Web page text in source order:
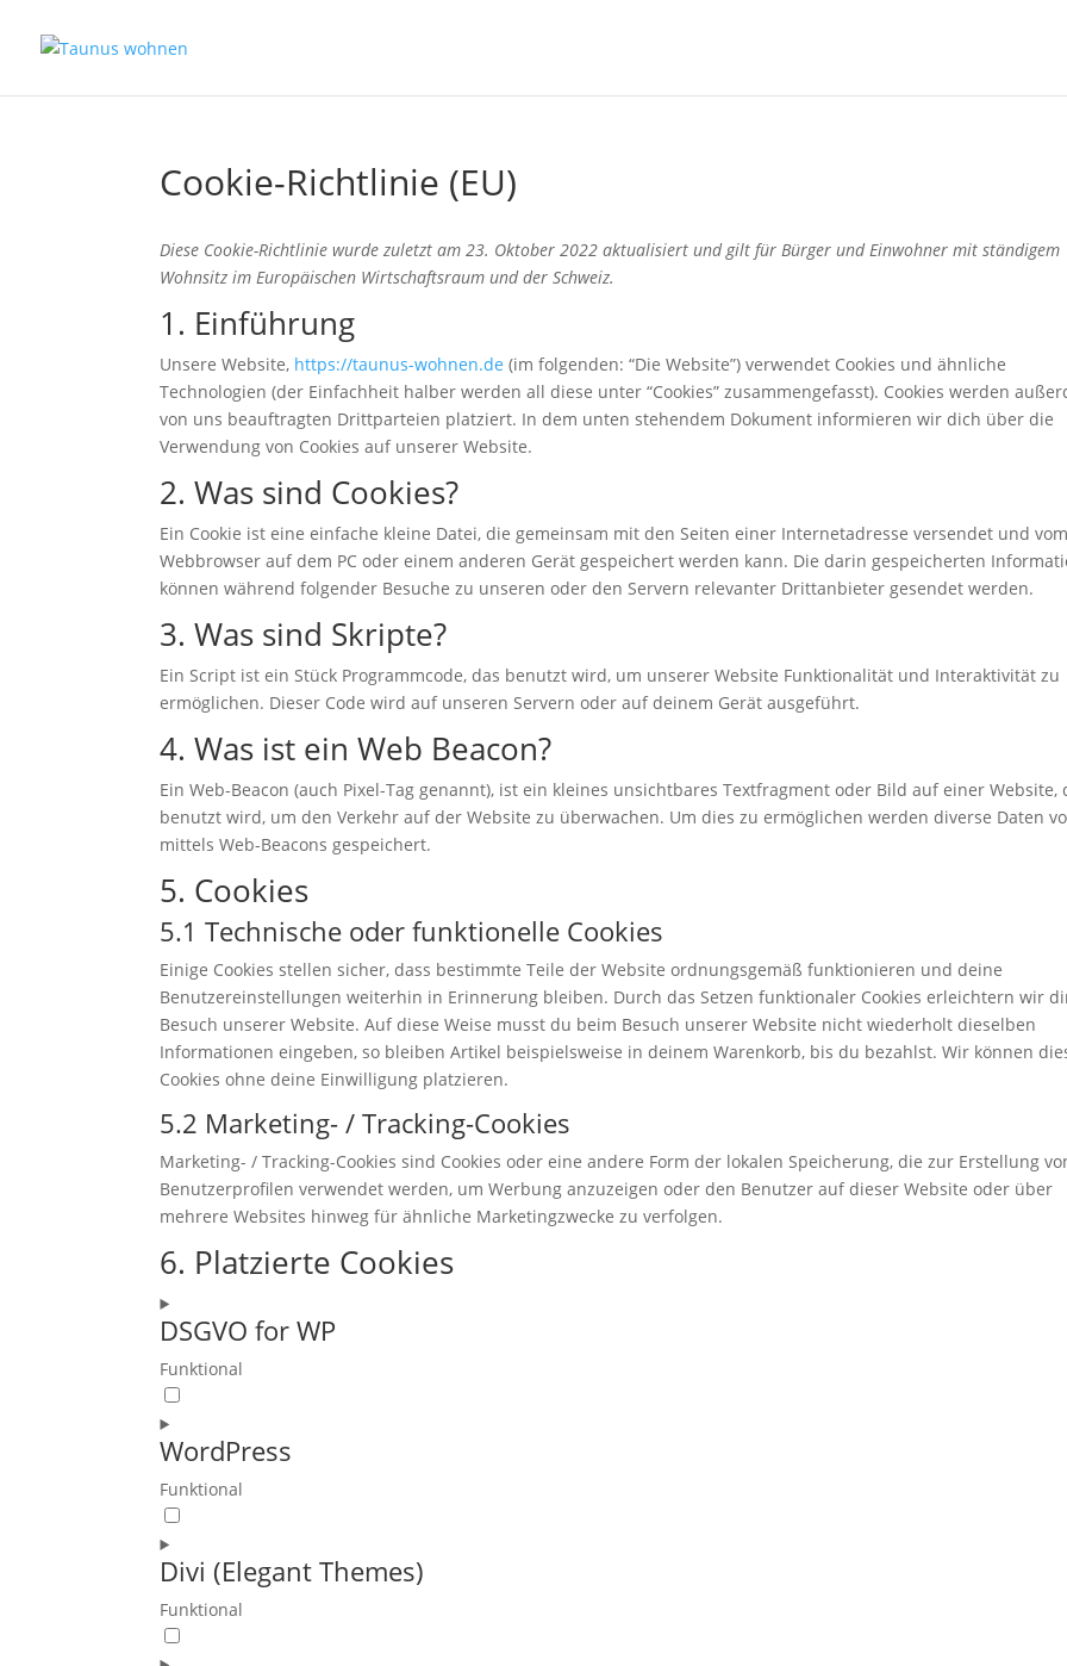
Cookie-Richtlinie (EU)
Diese Cookie-Richtlinie wurde zuletzt am 23. Oktober 2022 aktualisiert und gilt für Bürger und Einwohner mit ständigem
Wohnsitz im Europäischen Wirtschaftsraum und der Schweiz.
1. Einführung
Unsere Website, https://taunus-wohnen.de (im folgenden: “Die Website”) verwendet Cookies und ähnliche
Technologien (der Einfachheit halber werden all diese unter “Cookies” zusammengefasst). Cookies werden
von uns beauftragten Drittparteien platziert. In dem unten stehendem Dokument informieren wir dich über die
Verwendung von Cookies auf unserer Website.
2. Was sind Cookies?
Ein Cookie ist eine einfache kleine Datei, die gemeinsam mit den Seiten einer Internetadresse versendet und
Webbrowser auf dem PC oder einem anderen Gerät gespeichert werden kann. Die darin gespeicherten
können während folgender Besuche zu unseren oder den Servern relevanter Drittanbieter gesendet werden.
3. Was sind Skripte?
Ein Script ist ein Stück Programmcode, das benutzt wird, um unserer Website Funktionalität und Interaktivität zu
ermöglichen. Dieser Code wird auf unseren Servern oder auf deinem Gerät ausgeführt.
4. Was ist ein Web Beacon?
Ein Web-Beacon (auch Pixel-Tag genannt), ist ein kleines unsichtbares Textfragment oder Bild auf einer Website,
benutzt wird, um den Verkehr auf der Website zu überwachen. Um dies zu ermöglichen werden diverse Daten
mittels Web-Beacons gespeichert.
5. Cookies
5.1 Technische oder funktionelle Cookies
Einige Cookies stellen sicher, dass bestimmte Teile der Website ordnungsgemäß funktionieren und deine
Benutzereinstellungen weiterhin in Erinnerung bleiben. Durch das Setzen funktionaler Cookies erleichtern wir
Besuch unserer Website. Auf diese Weise musst du beim Besuch unserer Website nicht wiederholt dieselben
Informationen eingeben, so bleiben Artikel beispielsweise in deinem Warenkorb, bis du bezahlst. Wir können
Cookies ohne deine Einwilligung platzieren.
5.2 Marketing- / Tracking-Cookies
Marketing- / Tracking-Cookies sind Cookies oder eine andere Form der lokalen Speicherung, die zur Erstellung
Benutzerprofilen verwendet werden, um Werbung anzuzeigen oder den Benutzer auf dieser Website oder über
mehrere Websites hinweg für ähnliche Marketingzwecke zu verfolgen.
6. Platzierte Cookies
DSGVO for WP
Funktional
Consent
to
service
dsgvo-
for-
WordPress
Funktional
Consent
to
service
wordpress
Divi (Elegant Themes)
Funktional
Consent